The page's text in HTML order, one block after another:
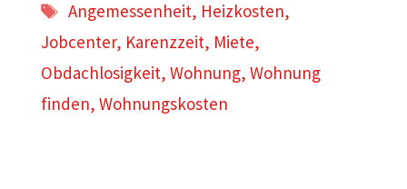
Schlagwörter
Angemessenheit, Heizkosten,
Jobcenter, Karenzzeit, Miete,
Obdachlosigkeit, Wohnung, Wohnung
finden, Wohnungskosten